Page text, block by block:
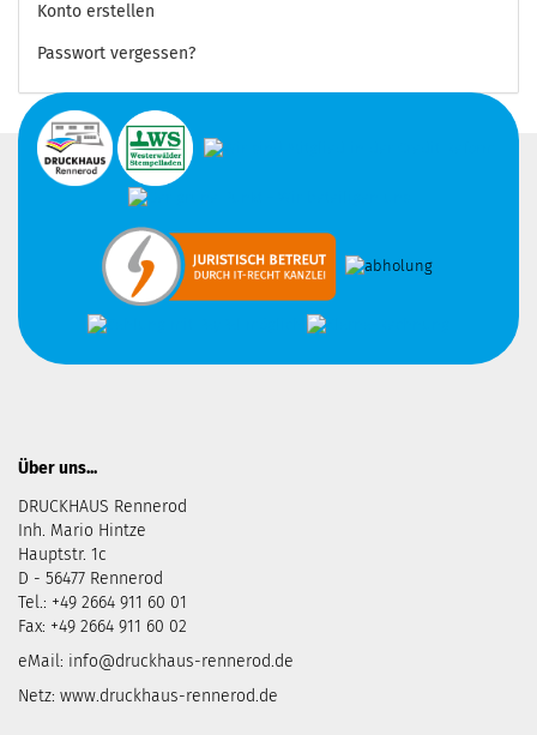
Konto erstellen
Passwort vergessen?
Über uns...
DRUCKHAUS Rennerod
Inh. Mario Hintze
Hauptstr. 1c
D - 56477 Rennerod
Tel.: +49 2664 911 60 01
Fax: +49 2664 911 60 02
eMail: info@druckhaus-rennerod.de
Netz: www.druckhaus-rennerod.de